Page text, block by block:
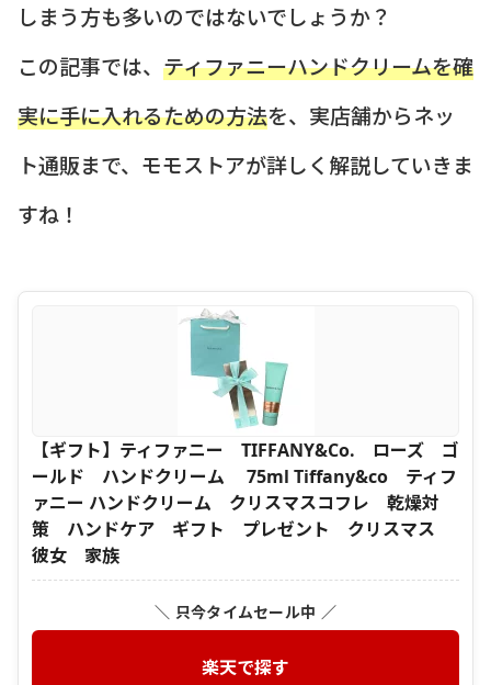
しまう方も多いのではないでしょうか？
この記事では、 ティファニーハンドクリームを確
実に手に入れるための方法を、実店舗からネッ
ト通販まで、モモストアが詳しく解説していきま
すね！
【ギフト】ティファニー TIFFANY&Co. ローズ ゴ
ールド ハンドクリーム 75ml Tiffany&co ティフ
ァニー ハンドクリーム クリスマスコフレ 乾燥対
策 ハンドケア ギフト プレゼント クリスマス
彼女 家族
＼ 只今タイムセール中 ／
楽天で探す